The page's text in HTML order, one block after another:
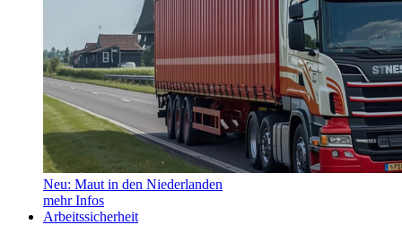
Neu: Maut in den Niederlanden
mehr Infos
Arbeitssicherheit